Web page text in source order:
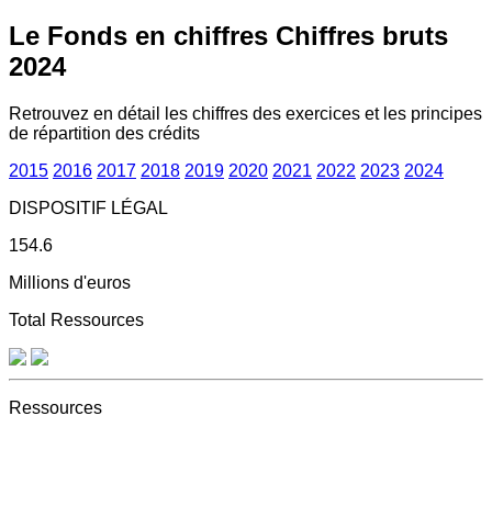
Le Fonds en chiffres Chiffres bruts
2024
Retrouvez en détail les chiffres des exercices et les principes
de répartition des crédits
2015 2016 2017 2018 2019 2020 2021 2022 2023 2024
DISPOSITIF LÉGAL
154.6
Millions d'euros
Total Ressources
Ressources